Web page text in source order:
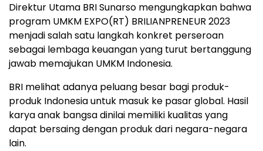
Direktur Utama BRI Sunarso mengungkapkan bahwa
program UMKM EXPO(RT) BRILIANPRENEUR 2023
menjadi salah satu langkah konkret perseroan
sebagai lembaga keuangan yang turut bertanggung
jawab memajukan UMKM Indonesia.
BRI melihat adanya peluang besar bagi produk-
produk Indonesia untuk masuk ke pasar global. Hasil
karya anak bangsa dinilai memiliki kualitas yang
dapat bersaing dengan produk dari negara-negara
lain.